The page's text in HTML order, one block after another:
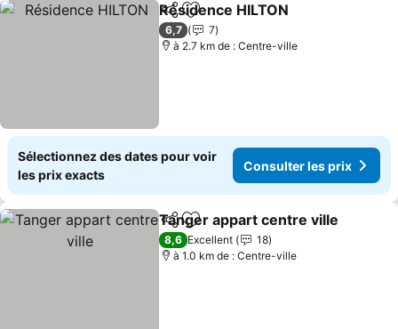
PartagerAjouter à mes favoris
Résidence HILTON
6,7
7
à 2.7 km de : Centre-ville
Sélectionnez des dates pour voir
les prix exacts
Consulter les prix
PartagerAjouter à mes favoris
Tanger appart centre ville
8,6 Excellent
18
à 1.0 km de : Centre-ville